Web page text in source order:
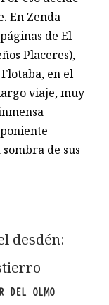
En Zenda
de El
Placeres),
en el
viaje, muy
de sus
desdén:
DEL OLMO